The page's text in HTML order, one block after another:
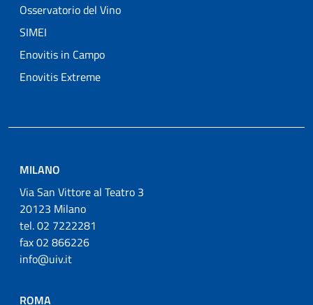
Osservatorio del Vino
SIMEI
Enovitis in Campo
Enovitis Extreme
MILANO
Via San Vittore al Teatro 3
20123 Milano
tel. 02 7222281
fax 02 866226
info@uiv.it
ROMA